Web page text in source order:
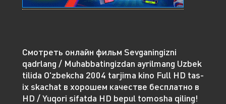
Смотреть онлайн фильм Sevganingizni
qadrlang / Muhabbatingizdan ayrilmang Uzbek
tilida O'zbekcha 2004 tarjima kino Full HD tas-
ix skachat в хорошем качестве бесплатно в
HD / Yuqori sifatda HD bepul tomosha qiling!